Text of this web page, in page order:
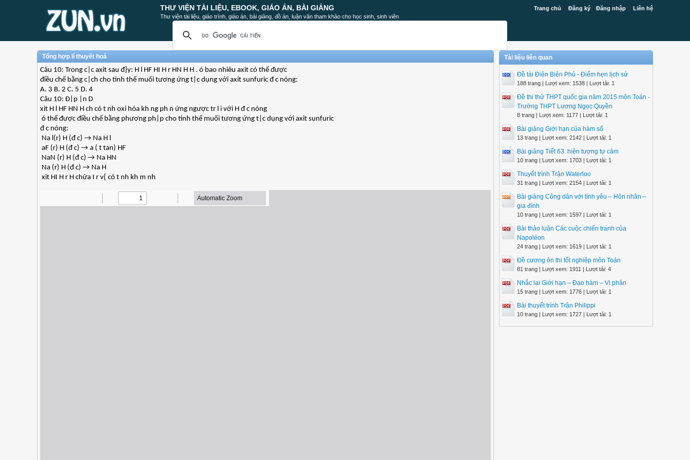
Trang chủ Đăng ký Đăng nhập Liên hệ
THƯ VIỆN TÀI LIỆU, EBOOK, GIÁO ÁN, BÀI GIẢNG
Thư viện tài liệu, giáo trình, giáo án, bài giảng, đồ án, luận văn tham khảo cho học sinh, sinh viên
Tổng hợp lí thuyết hoá
Câu 10: Trong c|c axit sau đ}y: H l HF HI H r HN H H . ó bao nhiêu axit có thể được
điều chế bằng c|ch cho tinh thể muối tương ứng t|c dụng với axit sunfuric đ c nóng:
A. 3 B. 2 C. 5 D. 4
Câu 10: Đ|p |n D
xit H l HF HN H ch có t nh oxi hóa kh ng ph n ứng ngược tr l i với H đ c nóng
ó thể được điều chế bằng phương ph|p cho tinh thể muối tương ứng t|c dụng với axit sunfuric
đ c nóng:
Na l(r) H (đ c) → Na H l
aF (r) H (đ c) → a ( t tan) HF
NaN (r) H (đ c) → Na HN
Na (r) H (đ c) → Na H
xit HI H r H chứa I r v{ có t nh kh m nh
Tài liệu liên quan
Đề tài Điện Biên Phủ - Điểm hẹn lịch sử
188 trang | Lượt xem: 1538 | Lượt tải: 1
Đề thi thử THPT quốc gia năm 2015 môn Toán -
Trường THPT Lương Ngọc Quyền
8 trang | Lượt xem: 1177 | Lượt tải: 1
Bài giảng Giới hạn của hàm số
13 trang | Lượt xem: 2142 | Lượt tải: 1
Bài giảng Tiết 63. hiện tượng tự cảm
10 trang | Lượt xem: 1703 | Lượt tải: 1
Thuyết trình Trận Waterloo
31 trang | Lượt xem: 2154 | Lượt tải: 1
Bài giảng Công dân với tình yêu – Hôn nhân –
gia đình
10 trang | Lượt xem: 1597 | Lượt tải: 1
Bài thảo luận Các cuộc chiến tranh của
Napoléon
24 trang | Lượt xem: 1619 | Lượt tải: 1
Đề cương ôn thi tốt nghiệp môn Toán
81 trang | Lượt xem: 1911 | Lượt tải: 4
Nhắc lại Giới hạn – Đạo hàm – Vi phân
15 trang | Lượt xem: 1776 | Lượt tải: 1
Bài thuyết trình Trận Philippi
10 trang | Lượt xem: 1727 | Lượt tải: 1